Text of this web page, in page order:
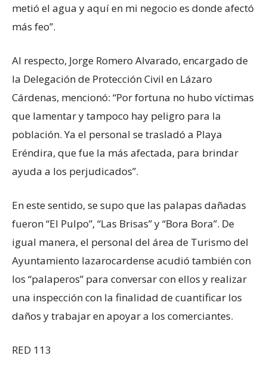
metió el agua y aquí en mi negocio es donde afectó
más feo”.
Al respecto, Jorge Romero Alvarado, encargado de
la Delegación de Protección Civil en Lázaro
Cárdenas, mencionó: “Por fortuna no hubo víctimas
que lamentar y tampoco hay peligro para la
población. Ya el personal se trasladó a Playa
Eréndira, que fue la más afectada, para brindar
ayuda a los perjudicados”.
En este sentido, se supo que las palapas dañadas
fueron “El Pulpo”, “Las Brisas” y “Bora Bora”. De
igual manera, el personal del área de Turismo del
Ayuntamiento lazarocardense acudió también con
los “palaperos” para conversar con ellos y realizar
una inspección con la finalidad de cuantificar los
daños y trabajar en apoyar a los comerciantes.
RED 113